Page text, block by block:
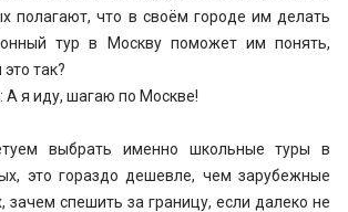
полагают, что в своём городе им делать
тур в Москву поможет им понять,
так?
А я иду, шагаю по Москве!
выбрать именно школьные туры в
это гораздо дешевле, чем зарубежные
зачем спешить за границу, если далеко не